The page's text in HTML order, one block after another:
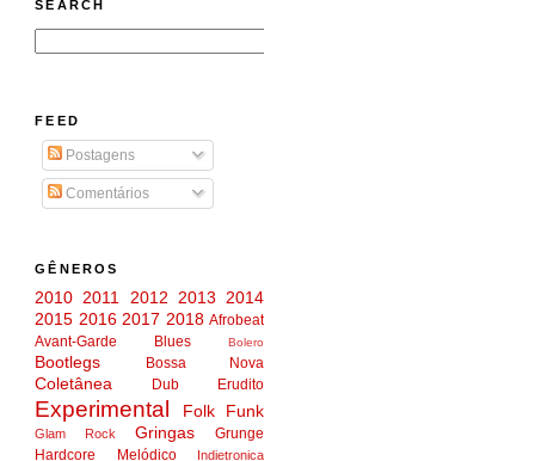
SEARCH
FEED
Postagens
Comentários
GÊNEROS
2010 2011 2012 2013 2014
2015 2016 2017 2018 Afrobeat
Avant-Garde
Blues Bolero
Bootlegs Bossa Nova
Coletânea Dub Erudito
Experimental Folk Funk
Glam Rock Gringas
Grunge
Hardcore Melódico
Indietronica